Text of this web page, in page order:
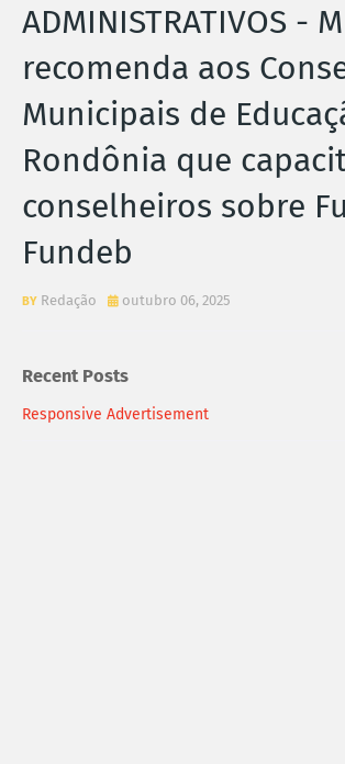
ADMINISTRATIVOS -
recomenda aos
Municipais de
Rondônia que
conselheiros sobre
Fundeb
Redação outubro 06, 2025
Recent Posts
Responsive Advertisement